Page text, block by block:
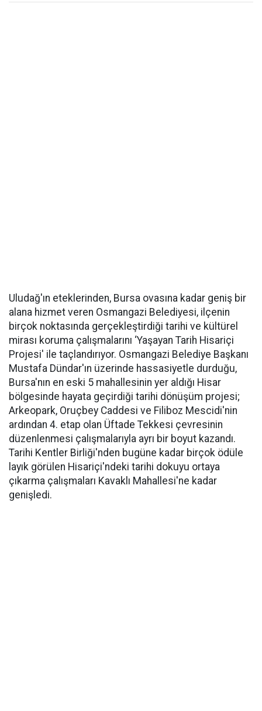
Uludağ'ın eteklerinden, Bursa ovasına kadar geniş bir
alana hizmet veren Osmangazi Belediyesi, ilçenin
birçok noktasında gerçekleştirdiği tarihi ve kültürel
mirası koruma çalışmalarını ‘Yaşayan Tarih Hisariçi
Projesi' ile taçlandırıyor. Osmangazi Belediye Başkanı
Mustafa Dündar'ın üzerinde hassasiyetle durduğu,
Bursa'nın en eski 5 mahallesinin yer aldığı Hisar
bölgesinde hayata geçirdiği tarihi dönüşüm projesi;
Arkeopark, Oruçbey Caddesi ve Filiboz Mescidi'nin
ardından 4. etap olan Üftade Tekkesi çevresinin
düzenlenmesi çalışmalarıyla ayrı bir boyut kazandı.
Tarihi Kentler Birliği'nden bugüne kadar birçok ödüle
layık görülen Hisariçi'ndeki tarihi dokuyu ortaya
çıkarma çalışmaları Kavaklı Mahallesi'ne kadar
genişledi.